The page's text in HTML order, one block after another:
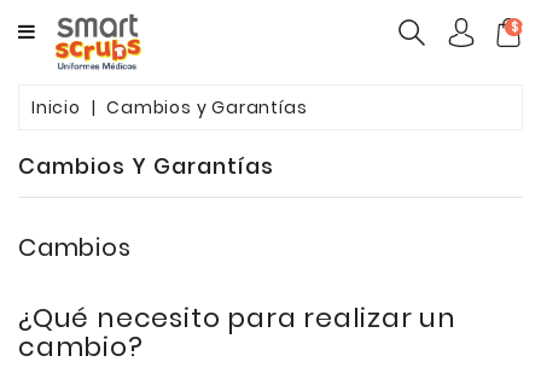
CATEGORY
TOONIFORMS
Inicio Cambios y Garantías
Cambios Y Garantías
Cambios
¿Qué necesito para realizar un
cambio?